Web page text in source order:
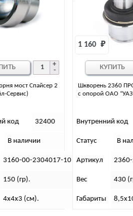
2360 ПРОФИ, верхний
ОАО “УАЗ”
код
В наличии
2360-21-3001014-00
430 (гр)td>
8,5х10х5,5 (см)
КУПИТЬ
Втулка
Спайсер
441 ₽
Артикул
Габариты